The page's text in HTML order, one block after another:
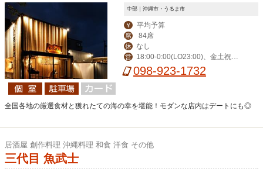
中部｜沖縄市・うるま市
￥ 平均予算
席 84席
休 なし
営
18:00-0:00(LO23:00)、金土祝前1
8:00-1:00(0:00)
098-923-1732
全国各地の厳選食材と獲れたての海の幸を堪能！モダンな店内はデートにも◎
居酒屋 創作料理 沖縄料理 和食 洋食 その他
三代目 魚武士